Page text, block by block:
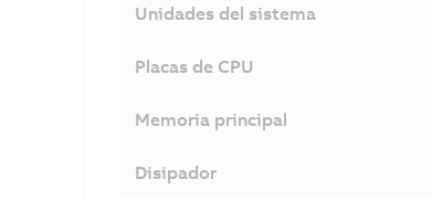
Unidades del sistema
Placas de CPU
Memoria principal
Disipador